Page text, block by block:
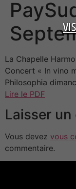
La Chapelle
Concert « In vino
Philosophia
Lire le PDF
Laisser
Vous devez vous
commentaire.